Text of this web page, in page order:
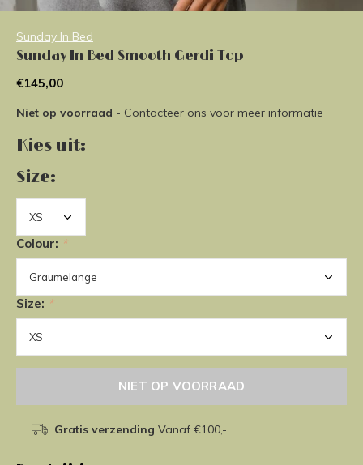
Sunday In Bed
Sunday In Bed Smooth Gerdi Top
€145,00
Niet op voorraad - Contacteer ons voor meer informatie
Kies uit:
Size:
Colour: *
Size: *
NIET OP VOORRAAD
Gratis verzending Vanaf €100,-